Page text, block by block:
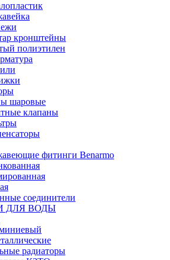
кронштейны
полиэтилен
шаровые
клапаны
фитинги Benarmo
соединители
ДЛЯ ВОДЫ
радиаторы